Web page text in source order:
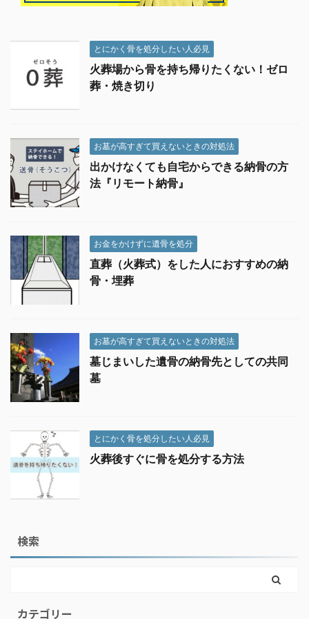
とにかく骨を処分したい人必見
火葬場から骨を持ち帰りたくない！ゼロ
葬・焼き切り
お墓が高すぎて買えないときの対処法
出かけなくても自宅からできる納骨の方
法『リモート納骨』
お金をかけずに遺骨を処分
直葬（火葬式）をした人におすすめの納
骨・埋葬
お墓が高すぎて買えないときの対処法
墓じまいした遺骨の納骨先としての共同
墓
とにかく骨を処分したい人必見
火葬後すぐに骨を処分する方法
検索
カテゴリー